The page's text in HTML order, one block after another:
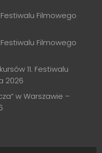
Filmowego
Filmowego
11. Festiwalu
2026
w Warszawie –